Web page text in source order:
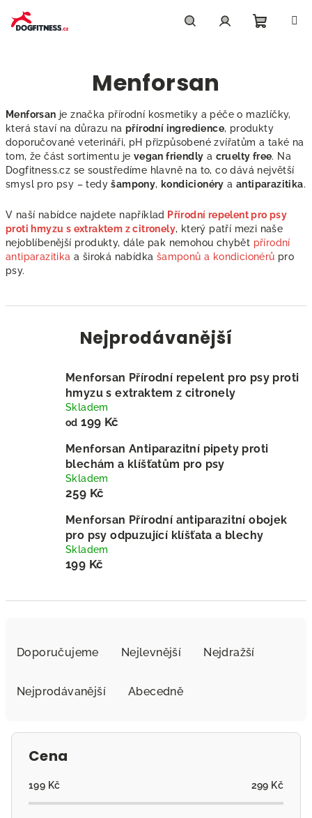
obsah
Menforsan
Menforsan je značka přírodní kosmetiky a péče o mazlíčky,
která staví na důrazu na přírodní ingredience, produkty
doporučované veterináři, pH přizpůsobené zvířatům a také na
tom, že část sortimentu je vegan friendly a cruelty free. Na
Dogfitness.cz se soustředíme hlavně na to, co dává největší
smysl pro psy – tedyšampony, kondicionéry aantiparazitika.
V naší nabídce najdete například Přírodní repelent pro psy
proti hmyzu s extraktem z citronely, který patří mezi naše
nejoblíbenější produkty, dále pak nemohou chybět přírodní
antiparazitika a široká nabídka šamponů a kondicionérů pro
psy.
Nejprodávanější
Menforsan Přírodní repelent pro psy proti
hmyzu s extraktem z citronely
Skladem
od 199 Kč
Menforsan Antiparazitní pipety proti
blechám a klíšťatům pro psy
Skladem
259 Kč
Menforsan Přírodní antiparazitní obojek
pro psy odpuzující klíšťata a blechy
Skladem
199 Kč
Doporučujeme Nejlevnější Nejdražší
Nejprodávanější Abecedně
Cena
199 Kč 299 Kč